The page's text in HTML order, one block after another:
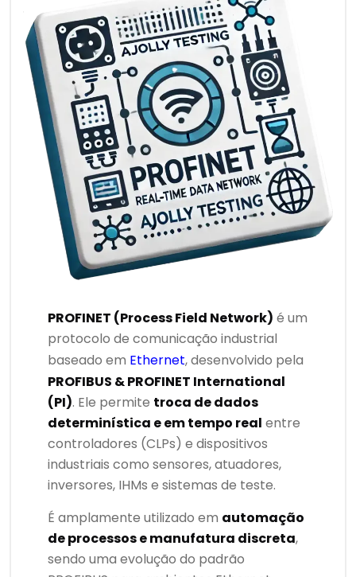
PROFINET (Process Field Network) é um
protocolo de comunicação industrial
baseado em Ethernet, desenvolvido pela
PROFIBUS & PROFINET International
(PI). Ele permite troca de dados
determinística e em tempo real entre
controladores (CLPs) e dispositivos
industriais como sensores, atuadores,
inversores, IHMs e sistemas de teste.
É amplamente utilizado em automação
de processos e manufatura discreta,
sendo uma evolução do padrão